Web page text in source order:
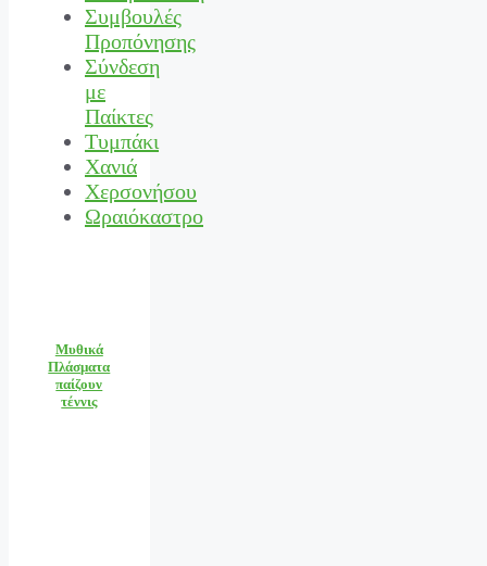
Συμβουλές
Προπόνησης
Σύνδεση
με
Παίκτες
Τυμπάκι
Χανιά
Χερσονήσου
Ωραιόκαστρο
Μυθικά
Πλάσματα
παίζουν
τέννις